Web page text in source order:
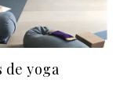
yoga